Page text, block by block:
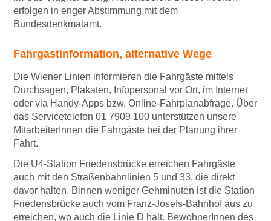
erfolgen in enger Abstimmung mit dem
Bundesdenkmalamt.
Fahrgastinformation, alternative Wege
Die Wiener Linien informieren die Fahrgäste mittels
Durchsagen, Plakaten, Infopersonal vor Ort, im Internet
oder via Handy-Apps bzw. Online-Fahrplanabfrage. Über
das Servicetelefon 01 7909 100 unterstützen unsere
MitarbeiterInnen die Fahrgäste bei der Planung ihrer
Fahrt.
Die U4-Station Friedensbrücke erreichen Fahrgäste
auch mit den Straßenbahnlinien 5 und 33, die direkt
davor halten. Binnen weniger Gehminuten ist die Station
Friedensbrücke auch vom Franz-Josefs-Bahnhof aus zu
erreichen, wo auch die Linie D hält. BewohnerInnen des